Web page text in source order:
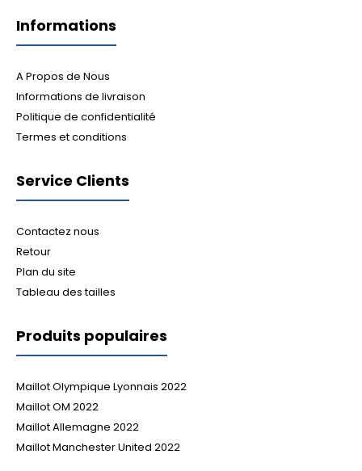
Informations
A Propos de Nous
Informations de livraison
Politique de confidentialité
Termes et conditions
Service Clients
Contactez nous
Retour
Plan du site
Tableau des tailles
Produits populaires
Maillot Olympique Lyonnais 2022
Maillot OM 2022
Maillot Allemagne 2022
Maillot Manchester United 2022